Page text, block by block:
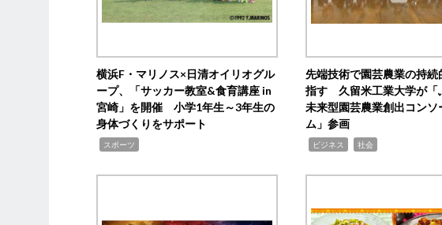
横浜F・マリノス×日清オイリオグル
ープ、「サッカー教室&食育講座 in
宮崎」を開催 小学1年生～3年生の
身体づくりをサポート
スポーツ
先端技術で園芸農業の持続
指す 久留米工業大学が「
未来型園芸農業創出コンソ
ム」参画
ビジネス 社会